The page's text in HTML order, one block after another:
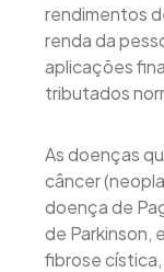
rendimentos
renda da
aplicações
tributados
As doenças
câncer
doença de
de Parkinson,
fibrose